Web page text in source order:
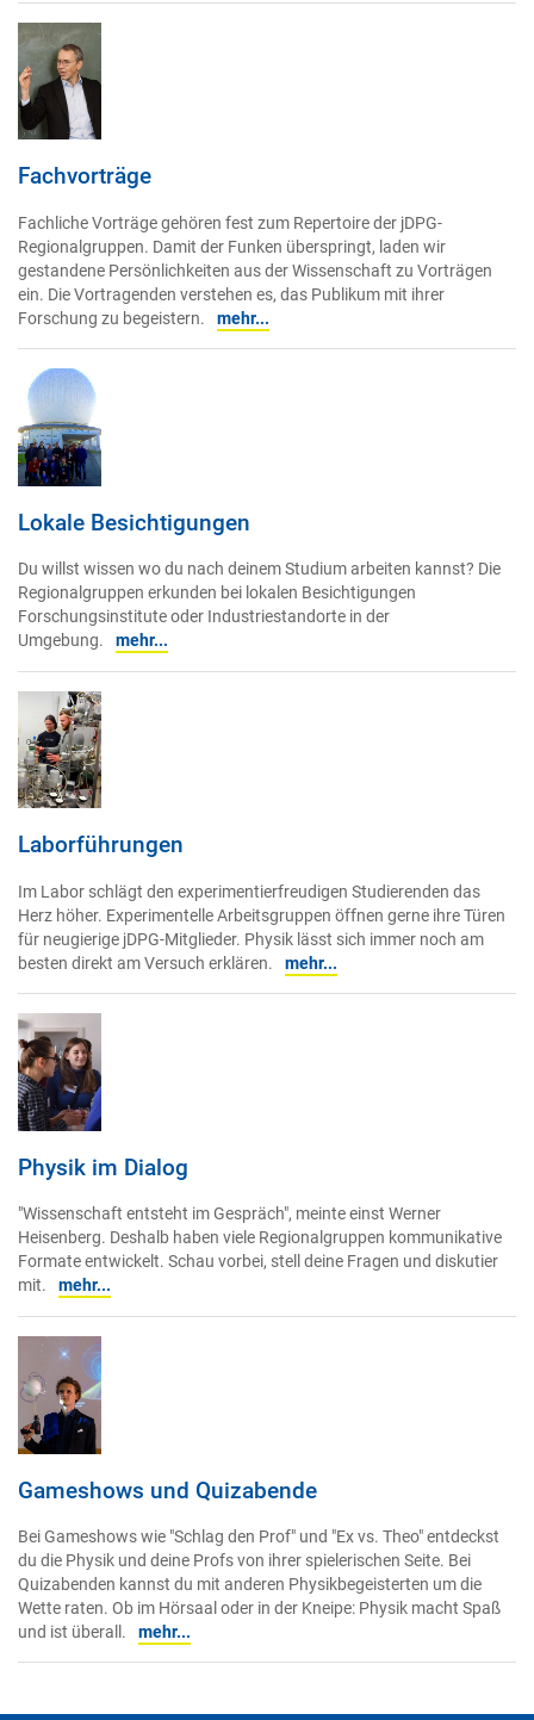
Fachvorträge
Fachliche Vorträge gehören fest zum Repertoire der jDPG-
Regionalgruppen. Damit der Funken überspringt, laden wir
gestandene Persönlichkeiten aus der Wissenschaft zu Vorträgen
ein. Die Vortragenden verstehen es, das Publikum mit ihrer
Forschung zu begeistern.
mehr...
Lokale Besichtigungen
Du willst wissen wo du nach deinem Studium arbeiten kannst? Die
Regionalgruppen erkunden bei lokalen Besichtigungen
Forschungsinstitute oder Industriestandorte in der
Umgebung.
mehr...
Laborführungen
Im Labor schlägt den experimentierfreudigen Studierenden das
Herz höher. Experimentelle Arbeitsgruppen öffnen gerne ihre Türen
für neugierige jDPG-Mitglieder. Physik lässt sich immer noch am
besten direkt am Versuch erklären.
mehr...
Physik im Dialog
"Wissenschaft entsteht im Gespräch", meinte einst Werner
Heisenberg. Deshalb haben viele Regionalgruppen kommunikative
Formate entwickelt. Schau vorbei, stell deine Fragen und diskutier
mit.
mehr...
Gameshows und Quizabende
Bei Gameshows wie "Schlag den Prof" und "Ex vs. Theo" entdeckst
du die Physik und deine Profs von ihrer spielerischen Seite. Bei
Quizabenden kannst du mit anderen Physikbegeisterten um die
Wette raten. Ob im Hörsaal oder in der Kneipe: Physik macht Spaß
und ist überall.
mehr...